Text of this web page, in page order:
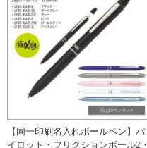
【同一印刷名入れボールペン】パ
イロット・フリクションボール2・